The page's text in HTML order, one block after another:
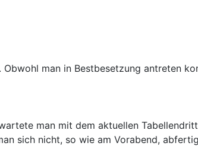
man in Bestbesetzung antreten
man mit dem aktuellen
sich nicht, so wie am Vorabend,